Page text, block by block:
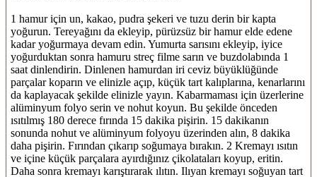
1 hamur için un, kakao, pudra şekeri ve tuzu derin bir kapta
yoğurun. Tereyağını da ekleyip, pürüzsüz bir hamur elde edene
kadar yoğurmaya devam edin. Yumurta sarısını ekleyip, iyice
yoğurduktan sonra hamuru streç filme sarın ve buzdolabında 1
saat dinlendirin. Dinlenen hamurdan iri ceviz büyüklüğünde
parçalar koparın ve elinizle açıp, küçük tart kalıplarına, kenarlarını
da kaplayacak şekilde elinizle yayın. Kabarmaması için üzerlerine
alüminyum folyo serin ve nohut koyun. Bu şekilde önceden
ısıtılmış 180 derece fırında 15 dakika pişirin. 15 dakikanın
sonunda nohut ve alüminyum folyoyu üzerinden alın, 8 dakika
daha pişirin. Fırından çıkarıp soğumaya bırakın. 2 Kremayı ısıtın
ve içine küçük parçalara ayırdığınız çikolataları koyup, eritin.
Daha sonra kremayı karıştırarak ılıtın. Ilıyan kremayı soğuyan tart